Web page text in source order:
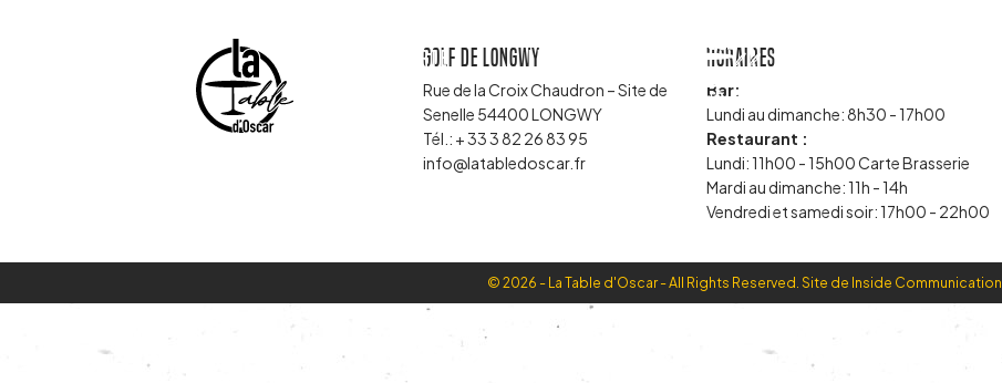
Carte Le golf
Golf de Longwy
Rue de la Croix Chaudron – Site de
Senelle 54400 LONGWY
Tél.: + 33 3 82 26 83 95
info@latabledoscar.fr
Horaires
Bar:
Lundi au dimanche: 8h30 - 17h00
Restaurant :
Lundi: 11h00 - 15h00 Carte Brasserie
Mardi au dimanche: 11h - 14h
Vendredi et samedi soir: 17h00 - 22h00
© 2026 - La Table d'Oscar - All Rights Reserved. Site de Inside Communication